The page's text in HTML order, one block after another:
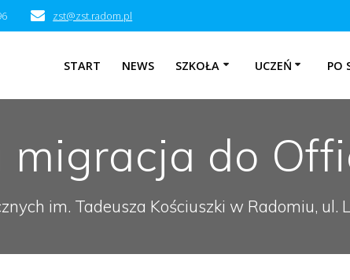
zst@zst.radom.pl
START NEWS SZKOŁA UCZEŃ PO
migracja do
im. Tadeusza Kościuszki w Radomiu,